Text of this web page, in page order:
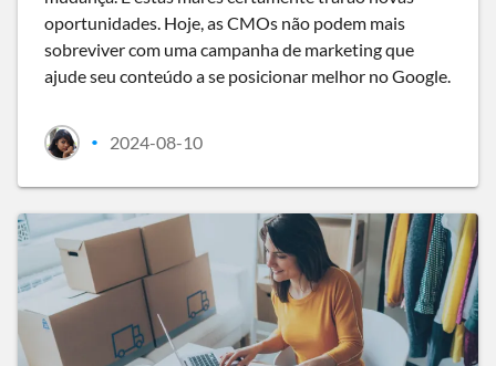
oportunidades. Hoje, as CMOs não podem mais
sobreviver com uma campanha de marketing que
ajude seu conteúdo a se posicionar melhor no Google.
• 2024-08-10